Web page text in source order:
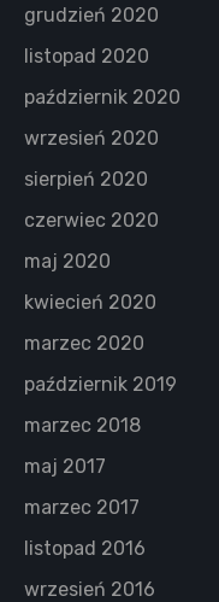
grudzień 2020
listopad 2020
październik 2020
wrzesień 2020
sierpień 2020
czerwiec 2020
maj 2020
kwiecień 2020
marzec 2020
październik 2019
marzec 2018
maj 2017
marzec 2017
listopad 2016
wrzesień 2016